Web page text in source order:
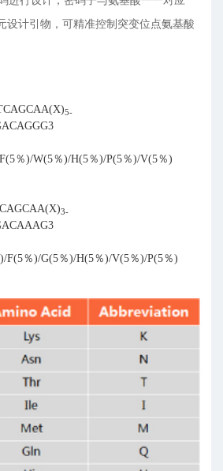
设计引物，可精准控制突变位点氨基酸
5-
％)/W(5％)/H(5％)/P(5％)/V(5％)
3-
F(5％)/G(5％)/H(5％)/V(5％)/P(5％)